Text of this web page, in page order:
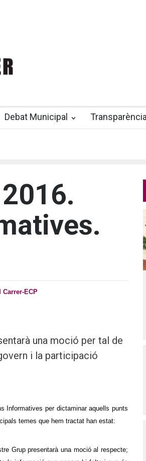
Debat Municipal Transparència
ECP
una moció per tal de
i la participació
Informatives per dictaminar aquells punts
temes que hem tractat han estat:
Grup presentarà una moció al respecte;